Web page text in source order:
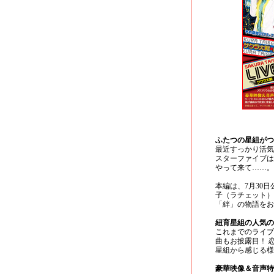
ふたつの星組が
最近すっかり活
スターファイブ
やって来て……。
本編は、7月30日
子（ラチェット
「絆」の物語を
紐育星組の人気
これまでのライ
曲もお披露目！
星組から感じる
豪華映像＆音声